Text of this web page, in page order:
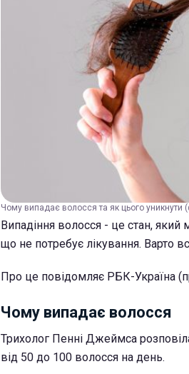
Чому випадає волосся та як цього уникнути
Випадіння волосся - це стан,
що не потребує лікування. Варто
Про це повідомляє РБК-Україна
Чому випадає волосся
Трихолог Пенні Джеймса
від 50 до 100 волосся на день.